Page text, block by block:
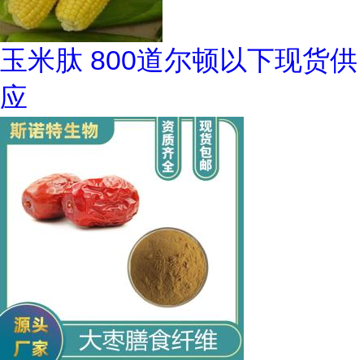
玉米肽 800道尔顿以下现货供
应